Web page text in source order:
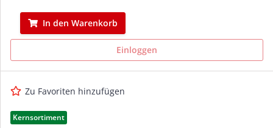
In den Warenkorb
Einloggen
Zu Favoriten hinzufügen
Kernsortiment